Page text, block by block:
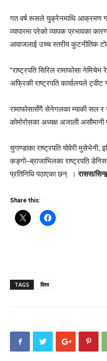
गत वर्ष रूसले युक्रेनमाथि आक्रमण
व्यापारमा परेको व्यापक प्रभावका
आवाजलाई उच्च स्तरीय कुटनीतिक
“राष्ट्रपति सिरिल रामाफोसा
अफ्रिकी राष्ट्रपति कार्यालयले
रामाफोसासँगै सेनेगलका म्याकी सल र
कोमोरोसका अध्यक्ष अजाली
युगाण्डाका राष्ट्रपति योवेरी
कङ्गो–ब्राजाभिलका राष्ट्रपति
प्रतिनिधि पठाएका छन् ।रासस/
Share this:
TAGS विश्व